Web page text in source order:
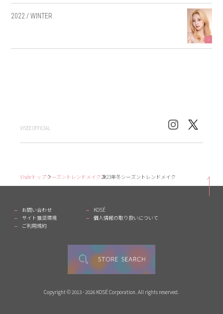
2022 / WINTER
VISÉE OFFICIAL
Viséeトップシーズントレンドメイク2023年冬シーズントレンドメイク
お問い合わせ
サイト推奨環境
ご利用規約
KOSÉ
個人情報の取り扱いについて
Copyright © 2013 - 2026 KOSÉ Corporation. All rights reserved.